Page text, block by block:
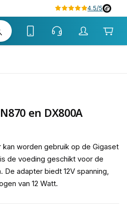
4.5/5
en DX800A
worden gebruik op de Gigaset
de voeding geschikt voor de
adapter biedt 12V spanning,
van 12 Watt.